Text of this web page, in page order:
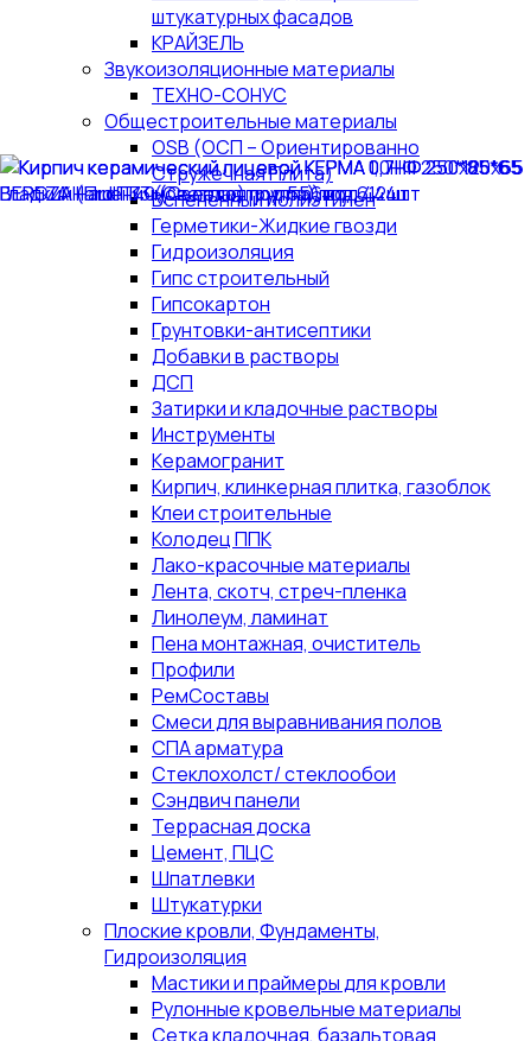
штукатурных фасадов
КРАЙЗЕЛЬ
Звукоизоляционные материалы
ТЕХНО-СОНУС
Общестроительные материалы
OSB (ОСП – Ориентированно
Стружечная Плита)
Вспененный полиэтилен
Герметики-Жидкие гвозди
Гидроизоляция
Гипс строительный
Гипсокартон
Грунтовки-антисептики
Добавки в растворы
ДСП
Затирки и кладочные растворы
Инструменты
Керамогранит
Кирпич, клинкерная плитка, газоблок
Клеи строительные
Колодец ППК
Лако-красочные материалы
Лента, скотч, стреч-пленка
Линолеум, ламинат
Пена монтажная, очиститель
Профили
РемСоставы
Смеси для выравнивания полов
СПА арматура
Стеклохолст/ стеклообои
Сэндвич панели
Террасная доска
Цемент, ПЦС
Шпатлевки
Штукатурки
Плоские кровли, Фундаменты,
Гидроизоляция
Мастики и праймеры для кровли
Рулонные кровельные материалы
Сетка кладочная, базальтовая